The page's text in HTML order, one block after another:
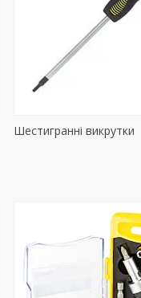
Шестигранні викрутки